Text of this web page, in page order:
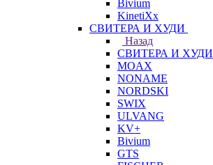
Bivium
KinetiXx
СВИТЕРА И ХУДИ
Назад
СВИТЕРА И ХУДИ
MOAX
NONAME
NORDSKI
SWIX
ULVANG
KV+
Bivium
GTS